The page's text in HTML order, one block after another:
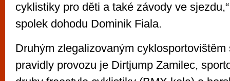
cyklistiky pro děti a také závody ve
spolek dohodu Dominik Fiala.
Druhým zlegalizovaným
pravidly provozu je Dirtjump Zamilec,